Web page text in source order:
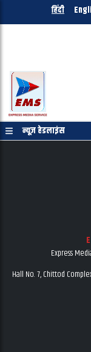
हिंदी
न्यूज़ हेडलाइंस
की जरुरत नहीं
Express
Hall No. 7, Chittod